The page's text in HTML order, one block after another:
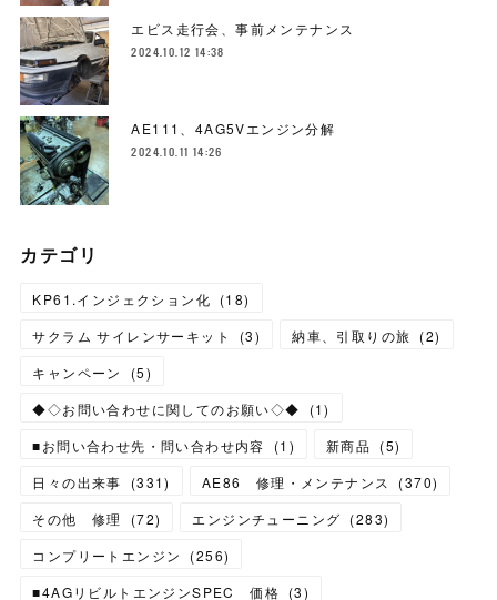
エビス走行会、事前メンテナンス
2024.10.12 14:38
AE111、4AG5Vエンジン分解
2024.10.11 14:26
カテゴリ
KP61.インジェクション化 (18)
サクラム サイレンサーキット
(3) 納車、引取りの旅 (2)
キャンペーン
(5)
◆◇お問い合わせに関してのお願い◇◆
(1)
■お問い合わせ先・問い合わせ内容
(1 ) 新商品 (5)
日々の出来事
(331) AE86 修理・メンテナンス (370)
その他 修理
(72) エンジンチューニング (283)
コンプリートエンジン
(256)
■4AGリビルトエンジンSPEC 価格 (3)